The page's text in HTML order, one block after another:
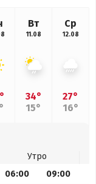
Вт
11.08
34°
15°
Ср
12.08
27°
16°
Утро
06:00 09:00